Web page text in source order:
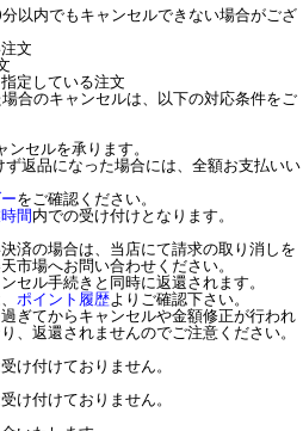
以内でもキャンセルできない場合がござ
文
定している注文
合のキャンセルは、以下の対応条件をご
ンセルを承ります。
返品になった場合には、全額お支払いい
をご確認ください。
間内での受け付けとなります。
済の場合は、当店にて請求の取り消しを
市場へお問い合わせください。
セル手続きと同時に返還されます。
ポイント履歴よりご確認下さい。
ぎてからキャンセルや金額修正が行われ
、返還されませんのでご注意ください。
け付けておりません。
け付けておりません。